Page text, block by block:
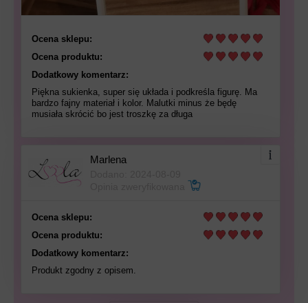
Ocena sklepu:
Ocena produktu:
Dodatkowy komentarz:
Piękna sukienka, super się układa i podkreśla figurę. Ma
bardzo fajny materiał i kolor. Malutki minus że będę
musiała skrócić bo jest troszkę za długa
Marlena
Ocena sklepu:
Ocena produktu:
Dodatkowy komentarz:
Produkt zgodny z opisem.